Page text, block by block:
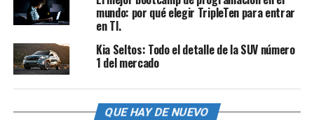
mundo: por qué elegir TripleTen para entrar
en TI.
Kia Seltos: Todo el detalle de la SUV número
1 del mercado
QUE HAY DE NUEVO